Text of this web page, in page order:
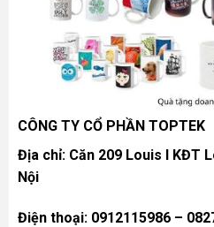
CÔNG TY CỔ PHẦN TOPTEK
Địa chỉ: Căn 209 Louis I KĐT
Nội
Điện thoại: 0912115986 –